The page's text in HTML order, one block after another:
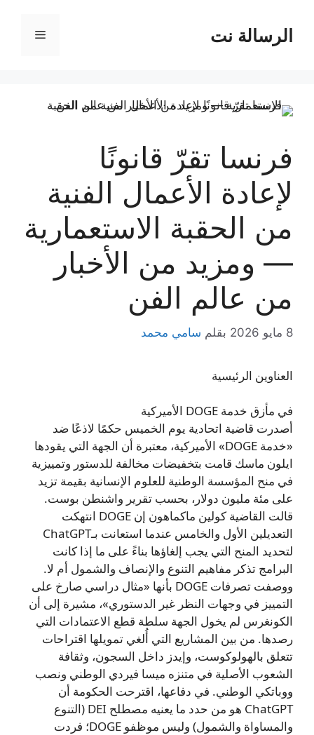
المحتوىالرسالة نت القائمة
فرنسا تقرّ قانونًا
لإعادة الأعمال الفنية
من الحقبة الاستعمارية
— ومزيد من الأخبار
من عالم الفن
8 مايو 2026 بقلم سامي محمد
العناوين الرئيسية
في مأزق خدمة DOGE الأميركية
أصدرت قاضية اتحادية يوم الخميس حكمًا لاذعًا ضد
«خدمة DOGE» الأميركية، معتبرة أن الجهة التي يقودها
ايلون ماسك قامت بتخفيضات مخالفة للدستور وتمييزية
في منح المؤسسة الوطنية للعلوم الإنسانية بقيمة تزيد
على مئة مليون دولار، بحسب تقرير واشنطن بوست.
قالت القاضية كولين ماكماهون إن DOGE انتهكت
التعديلين الأول والخامس عندما استعانت بـChatGPT
لتحديد المنح التي يجب إلغاؤها بناءً على ما إذا كانت
البرامج تذكر مفاهيم التنوع والإنصاف والشمول أم لا.
ووصفت تصرفات DOGE بأنها «مثال دراسي صارخ على
التمييز في وجهات النظر غير الدستوري»، مشيرة إلى أن
الكونغرس لم يخول الجهة سلطة قطع الاعتمادات التي
رصدها. من بين المشاريع التي أُلغي تمويلها اقتراحات
تتعلق بالهولوكوست، وإيدز داخل السجون، وثقافة
الشعوب الأصلية في متنزه ميسا فيردي الوطني ونصب
ووباتكي الوطني. في دفاعها، اقترحت الحكومة أن
ChatGPT هو من حدد ما يعنيه مصطلح DEI (التنوع
والمساواة والشمول) وليس موظفو DOGE؛ فردت